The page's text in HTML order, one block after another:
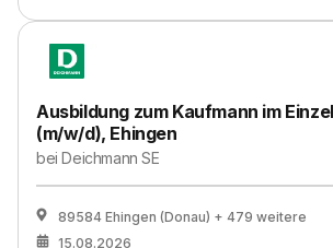
Ausbildung zum Kaufmann im
(m/w/d), Ehingen
beiDeichmann SE
89584 Ehingen (Donau) + 479 weitere
15.08.2026